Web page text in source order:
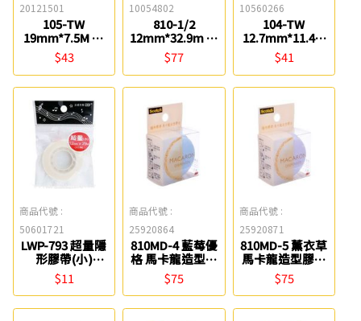
20121501
105-TW
19mm*7.5M 隱
形膠帶附輕便膠
台 3M
$43
10054802
810-1/2
12mm*32.9m 隱
形膠帶(盒裝) 3M
$77
10560266
104-TW
12.7mm*11.4M
隱形膠帶附輕便
膠台 3M
$41
商品代號 :
50601721
LWP-793 超量隱
形膠帶(小)
LIWEY
$11
商品代號 :
25920864
810MD-4 藍莓優
格 馬卡龍造型膠
台 3M
$75
商品代號 :
25920871
810MD-5 薰衣草
馬卡龍造型膠台
3M
$75